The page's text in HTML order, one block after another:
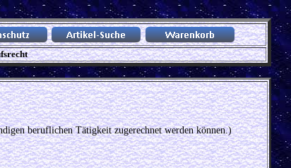
beruflichen Tätigkeit zugerechnet werden können.)